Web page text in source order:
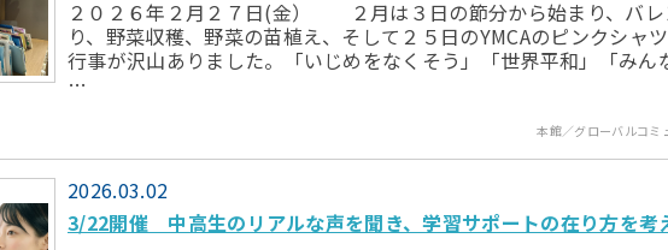
２０２６年２月２７日(金） ２月は３日の節分から始まり、バレ
り、野菜収穫、野菜の苗植え、そして２５日のYMCAのピンクシャ
行事が沢山ありました。「いじめをなくそう」「世界平和」「みん
…
本館／グローバルコミ
2026.03.02
3/22開催 中高生のリアルな声を聞き、学習サポートの在り方を考